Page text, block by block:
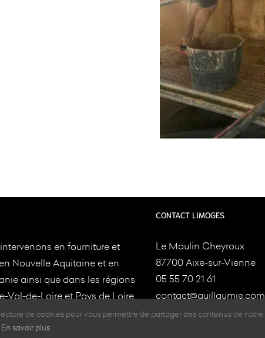
en fourniture et
Nouvelle Aquitaine et en
ainsi que dans les régions
Val-de-Loire et Pays de Loire
usines sont
àAixe-sur-Vienne et
CONTACT LIMOGES
Le Moulin Cheyroux
87700 Aixe-sur-Vienne
05 55 70 21 61
contact@guillaumie.com
CONTACT TOULOUSE
de cookies pour vous permettre de partager des contenus de
En savoir plus